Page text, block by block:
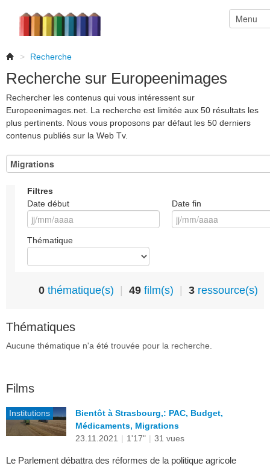
> Recherche
Recherche sur Europeenimages
Rechercher les contenus qui vous intéressent sur
Europeenimages.net. La recherche est limitée aux 50 résultats les
plus pertinents. Nous vous proposons par défaut les 50 derniers
contenus publiés sur la Web Tv.
Filtres
Date début
Date fin
Thématique
0 thématique(s) 49 film(s) 3 ressource(s)
Thématiques
Aucune thématique n'a été trouvée pour la recherche.
Films
Institutions
Bientôt à Strasbourg,: PAC, Budget,
Médicaments, Migrations
23.11.2021 | 1'17" | 31 vues
Le Parlement débattra des réformes de la politique agricole